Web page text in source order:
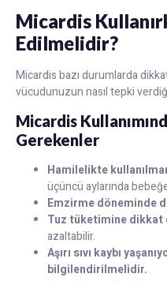
Micardis
Edilmelidir?
Micardis bazı durumlarda
vücudunuzun nasıl tepki
Micardis
Gerekenler
Hamilelikte
üçüncü aylarında
Emzirme döneminde
Tuz tüketimine dikkat
azaltabilir.
Aşırı sıvı kaybı
bilgilendirilmelidir.